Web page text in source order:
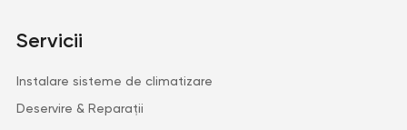
Servicii
Instalare sisteme de climatizare
Deservire & Reparații